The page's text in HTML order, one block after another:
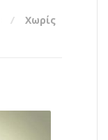
Χωρίς